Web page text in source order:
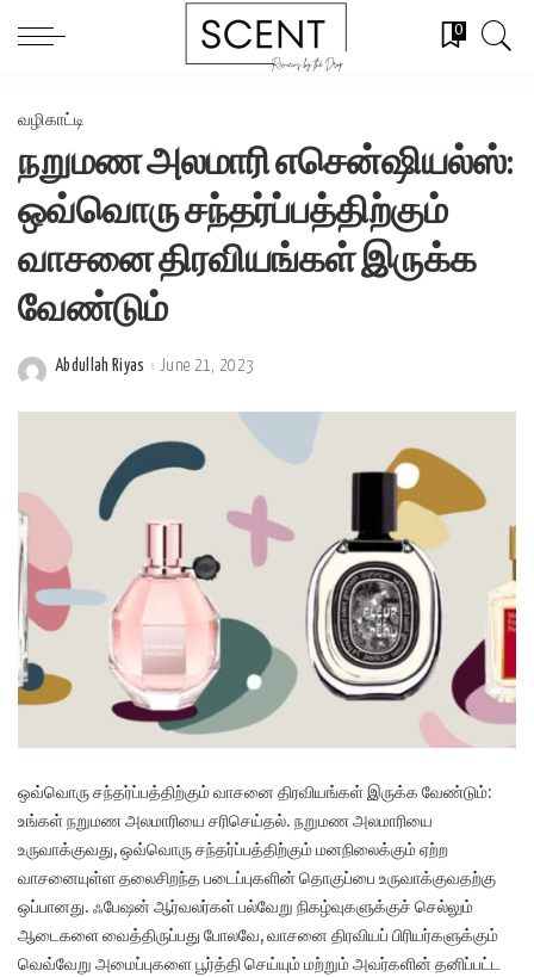
0
வழிகாட்டி
நறுமண அலமாரி எசென்ஷியல்ஸ்:
ஒவ்வொரு சந்தர்ப்பத்திற்கும்
வாசனை திரவியங்கள் இருக்க
வேண்டும்
Posted
Abdullah Riyas June 21, 2023
ஒவ்வொரு சந்தர்ப்பத்திற்கும் வாசனை திரவியங்கள் இருக்க வேண்டும்:
உங்கள் நறுமண அலமாரியை சரிசெய்தல். நறுமண அலமாரியை
உருவாக்குவது, ஒவ்வொரு சந்தர்ப்பத்திற்கும் மனநிலைக்கும் ஏற்ற
வாசனையுள்ள தலைசிறந்த படைப்புகளின் தொகுப்பை உருவாக்குவதற்கு
ஒப்பானது. ஃபேஷன் ஆர்வலர்கள் பல்வேறு நிகழ்வுகளுக்குச் செல்லும்
ஆடைகளை வைத்திருப்பது போலவே, வாசனை திரவியப் பிரியர்களுக்கும்
வெவ்வேறு அமைப்புகளை பூர்த்தி செய்யும் மற்றும் அவர்களின் தனிப்பட்ட